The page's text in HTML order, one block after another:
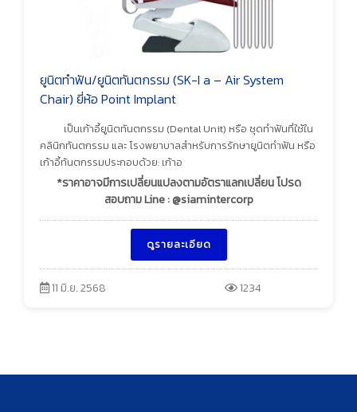
ยูนิตทำฟัน/ยูนิตทันตกรรม (SK-I a – Air System
Chair) ยี่ห้อ Point Implant
เป็นเก้าอี้ยูนิตทันตกรรม (Dental Unit) หรือ ชุดทำฟันที่ใช้ใน
คลินิกทันตกรรม และ โรงพยาบาลสำหรับการรักษายูนิตทำฟัน หรือ
เก้าอี้ทันตกรรมประกอบด้วย: เก้าอ
*ราคาอาจมีการเปลี่ยนแปลงตามอัตราแลกเปลี่ยน โปรด
สอบถาม Line : @siamintercorp
ดูรายละเอียด
11 มิ.ย. 2568 1234